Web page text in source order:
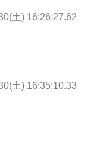
土) 16:26:27.62
土) 16:35:10.33